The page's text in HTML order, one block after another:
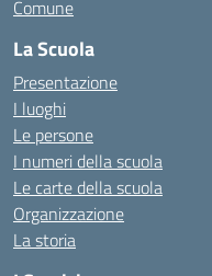
Comune
La Scuola
Presentazione
I luoghi
Le persone
I numeri della scuola
Le carte della scuola
Organizzazione
La storia